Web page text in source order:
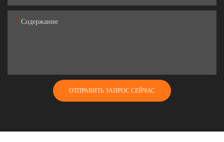
Содержание
ОТПРАВИТЬ ЗАПРОС СЕЙЧАС